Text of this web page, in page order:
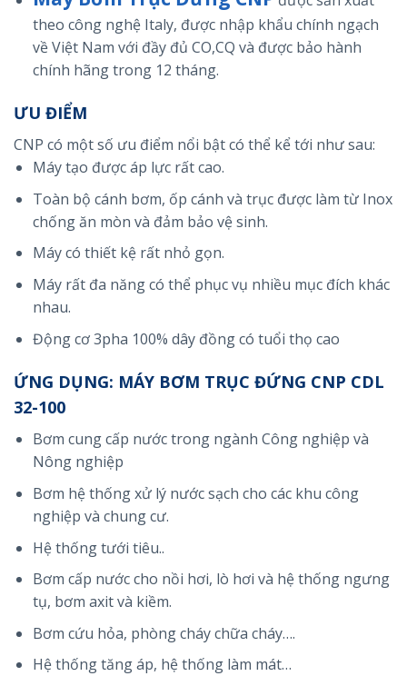
theo công nghệ Italy, được nhập khẩu chính ngạch
về Việt Nam với đầy đủ CO,CQ và được bảo hành
chính hãng trong 12 tháng.
ƯU ĐIỂM
CNP có một số ưu điểm nổi bật có thể kể tới như sau:
Máy tạo được áp lực rất cao.
Toàn bộ cánh bơm, ốp cánh và trục được làm từ Inox
chống ăn mòn và đảm bảo vệ sinh.
Máy có thiết kệ rất nhỏ gọn.
Máy rất đa năng có thể phục vụ nhiều mục đích khác
nhau.
Động cơ 3pha 100% dây đồng có tuổi thọ cao
ỨNG DỤNG: MÁY BƠM TRỤC ĐỨNG CNP CDL
32-100
Bơm cung cấp nước trong ngành Công nghiệp và
Nông nghiệp
Bơm hệ thống xử lý nước sạch cho các khu công
nghiệp và chung cư.
Hệ thống tưới tiêu..
Bơm cấp nước cho nồi hơi, lò hơi và hệ thống ngưng
tụ, bơm axit và kiềm.
Bơm cứu hỏa, phòng cháy chữa cháy….
Hệ thống tăng áp, hệ thống làm mát…